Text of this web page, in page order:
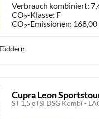
Verbrauch kombiniert:
CO2-Klasse: F
CO2-Emissionen:
Cupra Leon
ST 1,5 eTSI DSG Kombi -